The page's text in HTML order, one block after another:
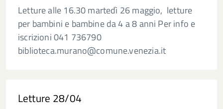
Letture alle 16.30 martedì 26 maggio, letture
per bambini e bambine da 4 a 8 anni Per info e
iscrizioni 041 736790
biblioteca.murano@comune.venezia.it
Letture 28/04